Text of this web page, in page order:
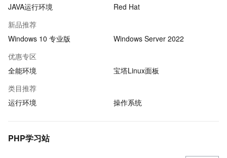
JAVA运行环境
Red Hat
新品推荐
Windows 10 专业版
Windows Server 2022
优惠专区
全能环境
宝塔Linux面板
类目推荐
运行环境
操作系统
PHP学习站